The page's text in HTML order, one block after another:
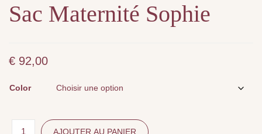
Sac Maternité Sophie
€ 92,00
Color
AJOUTER AU PANIER